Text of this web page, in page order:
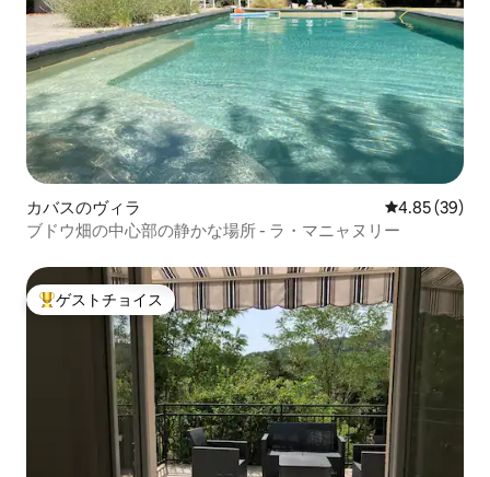
カバスのヴィラ レビュー39
4.85 (39)
ブドウ畑の中心部の静かな場所 - ラ・マニャヌリー
大好評のゲストチョイスです。
ゲストチョイス